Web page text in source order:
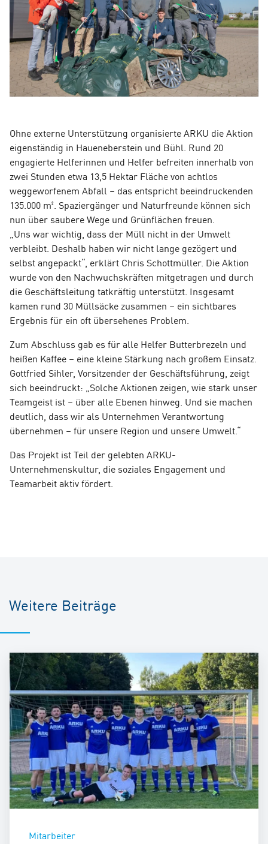
Ohne externe Unterstützung organisierte ARKU die Aktion
eigenständig in Haueneberstein und Bühl. Rund 20
engagierte Helferinnen und Helfer befreiten innerhalb von
zwei Stunden etwa 13,5 Hektar Fläche von achtlos
weggeworfenem Abfall – das entspricht beeindruckenden
135.000 m². Spaziergänger und Naturfreunde können sich
nun über saubere Wege und Grünflächen freuen.
„Uns war wichtig, dass der Müll nicht in der Umwelt
verbleibt. Deshalb haben wir nicht lange gezögert und
selbst angepackt“, erklärt Chris Schottmüller. Die Aktion
wurde von den Nachwuchskräften mitgetragen und durch
die Geschäftsleitung tatkräftig unterstützt. Insgesamt
kamen rund 30 Müllsäcke zusammen – ein sichtbares
Ergebnis für ein oft übersehenes Problem.
Zum Abschluss gab es für alle Helfer Butterbrezeln und
heißen Kaffee – eine kleine Stärkung nach großem Einsatz.
Gottfried Sihler, Vorsitzender der Geschäftsführung, zeigt
sich beeindruckt: „Solche Aktionen zeigen, wie stark unser
Teamgeist ist – über alle Ebenen hinweg. Und sie machen
deutlich, dass wir als Unternehmen Verantwortung
übernehmen – für unsere Region und unsere Umwelt.“
Das Projekt ist Teil der gelebten ARKU-
Unternehmenskultur, die soziales Engagement und
Teamarbeit aktiv fördert.
Weitere Beiträge
Mitarbeiter